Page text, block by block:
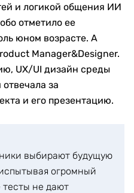
и логикой общения ИИ
отметило ее
юном возрасте. А
Manager&Designer.
UX/UI дизайн среды
за
и его презентацию.
выбирают будущую
огромный
не дают